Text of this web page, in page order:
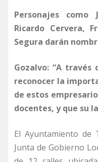
Personajes como
Ricardo Cervera,
Segura darán
Gozalvo: “A
reconocer la
de estos
docentes, y que su
El Ayuntamiento
Junta de Gobierno